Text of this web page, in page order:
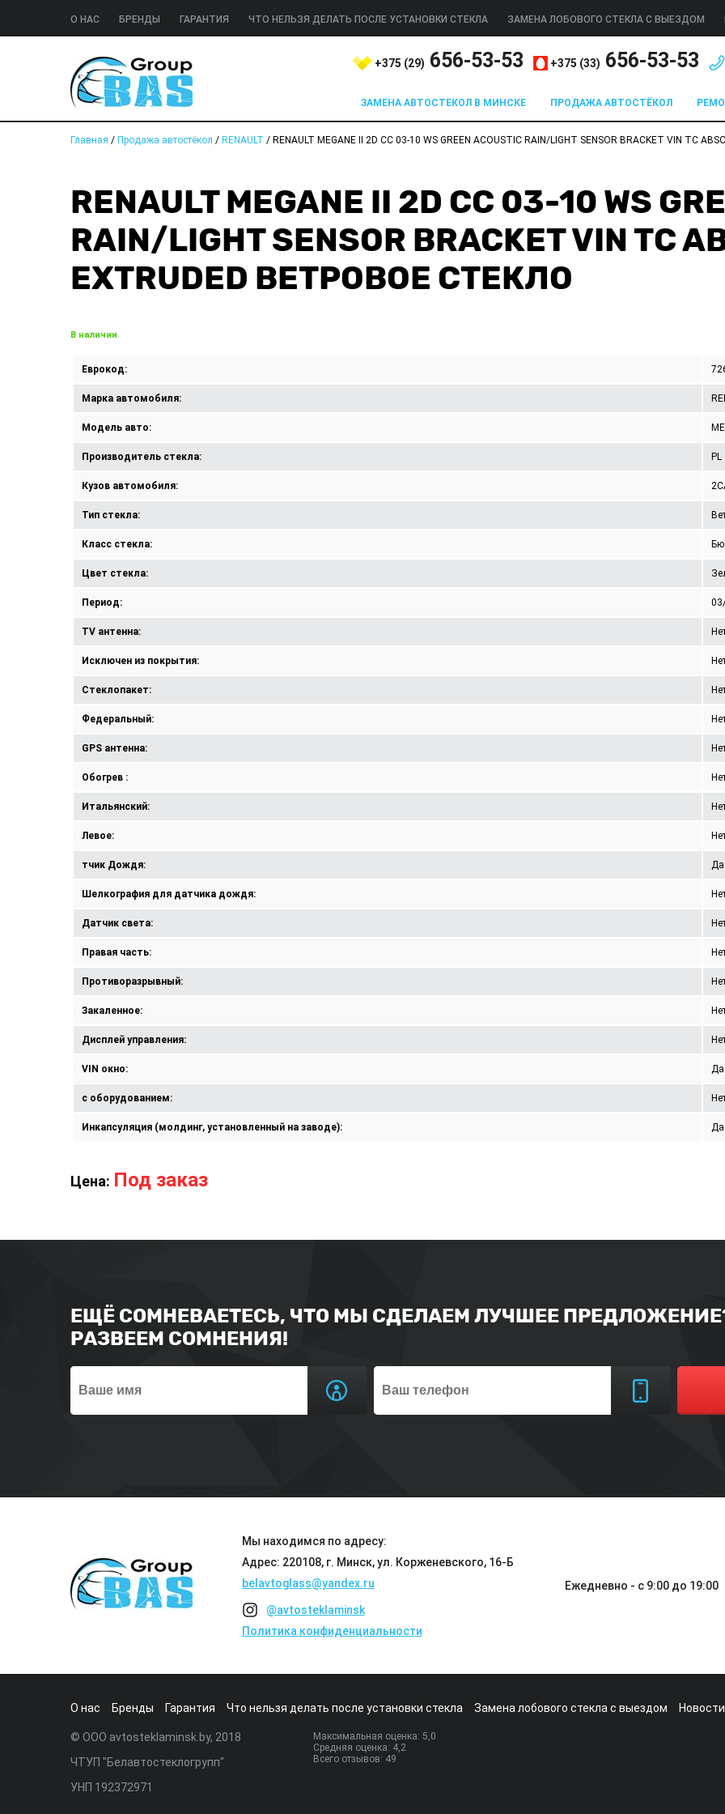
О НАС БРЕНДЫ ГАРАНТИЯ ЧТО НЕЛЬЗЯ ДЕЛАТЬ ПОСЛЕ УСТАНОВКИ СТЕКЛА ЗАМЕНА ЛОБОВОГО СТЕКЛА С ВЫЕЗДОМ
+375 (29) 656-53-53 +375 (33) 656-53-53
ЗАМЕНА АВТОСТЕКОЛ В МИНСКЕ ПРОДАЖА АВТОСТЁКОЛ
Главная / Продажа автостёкол / RENAULT / RENAULT MEGANE II 2D CC 03-10 WS GREEN ACOUSTIC RAIN/LIGHT SENSOR BRACKET VIN TC
RENAULT MEGANE II 2D CC 03-10 WS
RAIN/LIGHT SENSOR BRACKET VIN TC
EXTRUDED ВЕТРОВОЕ СТЕКЛО
В наличии
Еврокод:
Марка автомобиля:
Модель авто:
Производитель стекла: PL
Кузов автомобиля:
Тип стекла:
Класс стекла:
Цвет стекла:
Период:
TV антенна:
Исключен из покрытия:
Стеклопакет:
Федеральный:
GPS антенна:
Обогрев :
Итальянский:
Левое:
тчик Дождя: Да
Шелкография для датчика дождя:
Датчик света:
Правая часть:
Противоразрывный:
Закаленное:
Дисплей управления:
VIN окно: Да
с оборудованием:
Инкапсуляция (молдинг, установленный на заводе): Да
Цена: Под заказ
ЕЩЁ СОМНЕВАЕТЕСЬ, ЧТО МЫ СДЕЛАЕМ ЛУЧШЕЕ
РАЗВЕЕМ СОМНЕНИЯ!
Мы находимся по адресу:
Адрес: 220108, г. Минск, ул. Корженевского, 16-Б
belavtoglass@yandex.ru
@avtosteklaminsk
Политика конфиденциальности
Ежедневно - с 9:00 до 19:00
О нас Бренды Гарантия Что нельзя делать после установки стекла Замена лобового стекла с выездом Новости
© ООО avtosteklaminsk.by, 2018
ЧТУП "Белавтостеклогрупп"
УНП 192372971
Максимальная оценка: 5,0
Средняя оценка: 4,2
Всего отзывов: 49